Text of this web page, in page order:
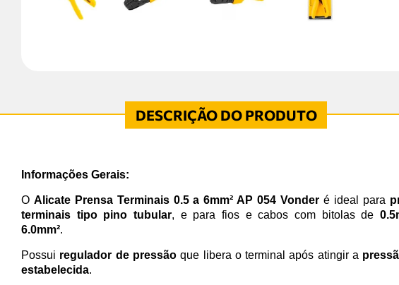
Informações Gerais:
O Alicate Prensa Terminais 0.5 a 6mm² AP 054 Vonder é ideal para
terminais tipo pino tubular, e para fios e cabos com bitolas de
6.0mm².
Possui regulador de pressãoque libera o terminal após atingir a
estabelecida.